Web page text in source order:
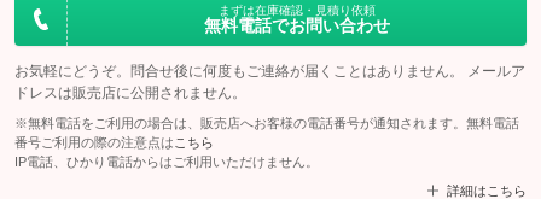
まずは在庫確認・見積り依頼
無料電話でお問い合わせ
お気軽にどうぞ。問合せ後に何度もご連絡が届くことはありません。 メールア
ドレスは販売店に公開されません。
※無料電話をご利用の場合は、販売店へお客様の電話番号が通知されます。無料電話
番号ご利用の際の注意点は こちら
IP電話、ひかり電話からはご利用いただけません。
詳細はこちら